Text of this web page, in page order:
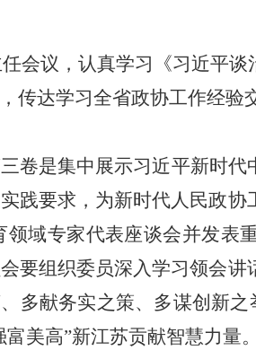
会议，认真学习《习近平
传达学习全省政协工作经
卷是集中展示习近平新时
践要求，为新时代人民政
域专家代表座谈会并发表
要组织委员深入学习领会
多献务实之策、多谋创新之
富美高”新江苏贡献智慧力量。